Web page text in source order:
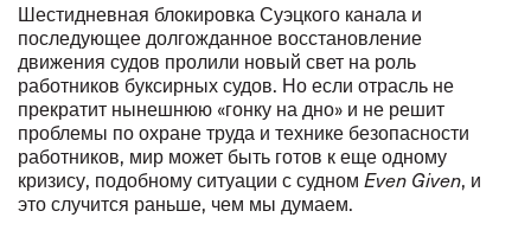
Шестидневная блокировка Суэцкого канала и
последующее долгожданное восстановление
движения судов пролили новый свет на роль
работников буксирных судов. Но если отрасль не
прекратит нынешнюю «гонку на дно» и не решит
проблемы по охране труда и технике безопасности
работников, мир может быть готов к еще одному
кризису, подобному ситуации с судном Even Given, и
это случится раньше, чем мы думаем.